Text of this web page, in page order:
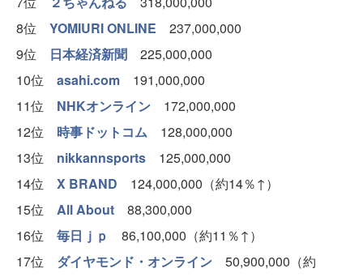
8位 YOMIURI ONLINE 237,000,000
9位 日本経済新聞 225,000,000
10位 asahi.com 191,000,000
11位 NHKオンライン 172,000,000
12位 時事ドットコム 128,000,000
13位 nikkannsports 125,000,000
14位 X BRAND 124,000,000（約14％↑）
15位 All About 88,300,000
16位 毎日ｊｐ
86,100,000（約11％↑）
17位 ダイヤモンド・オンライン 50,900,000（約